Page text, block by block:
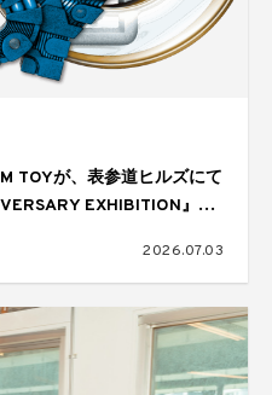
TOYが、表参道ヒルズにて
EXHIBITION』を
2026.07.03